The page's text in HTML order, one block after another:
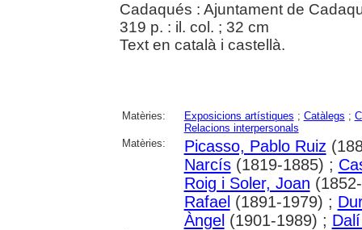
Cadaqués : Ajuntament de
319 p. : il. col. ; 32 cm
Text en català i castellà.
Matèries: Exposicions artístiques ; Catàlegs ;
Relacions interpersonals
Matèries:
Picasso, Pablo Ruiz
Narcís(1819-1885) ;
Roig i Soler, Joan
Rafael (1891-1979) ;
Àngel (1901-1989) ;